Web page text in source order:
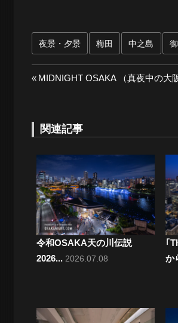
夜景・夕景 梅田 中之島
投
ナ
ビ
ゲ
ー
シ
ョ
ン
前
稿:
MIDNIGHT OSAKA （真夜中の大
関連記事
令和OSAKA天の川伝説
2026... 2026.07.08
｢
か